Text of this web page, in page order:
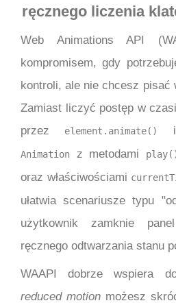
ręcznego liczenia
Web Animations API
kompromisem, gdy
kontroli, ale nie chcesz pisać
Zamiast liczyć postęp w
przez
element.animate() i
Animation z metodami
oraz właściwościami
ułatwia scenariusze typu
użytkownik zamknie
ręcznego odtwarzania stanu
WAAPI dobrze wspiera
reduced motion możesz